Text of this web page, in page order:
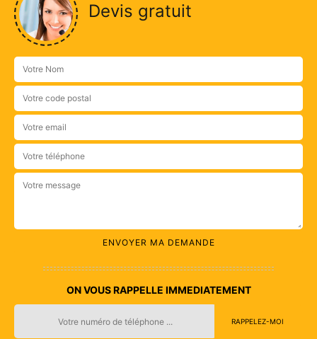
Devis gratuit
ON VOUS RAPPELLE IMMEDIATEMENT